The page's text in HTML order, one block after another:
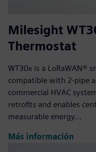
Milesight
Thermostat
WT30x is a LoRaWAN®
compatible with 2-pipe
commercial HVAC
retrofits and enables
measurable energy...
Más información